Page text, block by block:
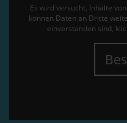
Es wird versucht, Inhalte von
können Daten an Dritte
einverstanden sind,